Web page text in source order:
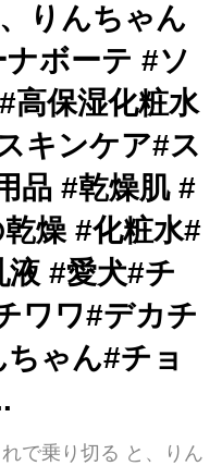
りんちゃん
ボーテ #ソ
高保湿化粧水
キンケア#ス
品 #乾燥肌 #
燥 #化粧水#
#愛犬#チ
ワワ#デカチ
ゃん#チョ
で乗り切る と、りん